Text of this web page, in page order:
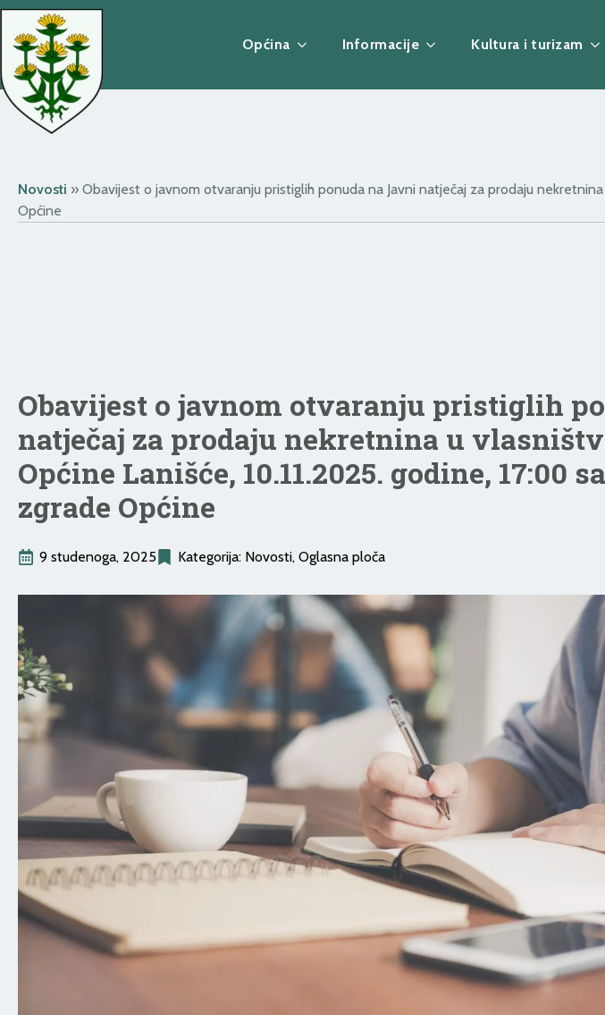
Općina Informacije Kultura i turizam
Novosti » Obavijest o javnom otvaranju pristiglih ponuda na Javni natječaj za prodaju
Općine
Obavijest o javnom otvaranju pristiglih
natječaj za prodaju nekretnina u
Općine Lanišće, 10.11.2025. godine, 17:00
zgrade Općine
9 studenoga, 2025 Kategorija: Novosti Oglasna ploča